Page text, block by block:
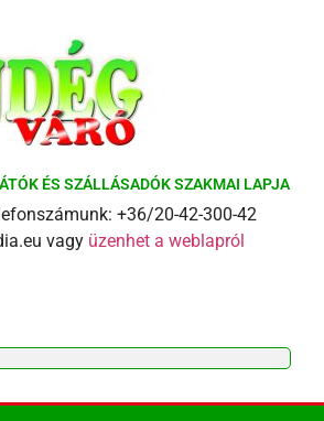
ÉS SZÁLLÁSADÓK SZAKMAI LAPJA
+36/20-42-300-42
vagy üzenhet a weblapról